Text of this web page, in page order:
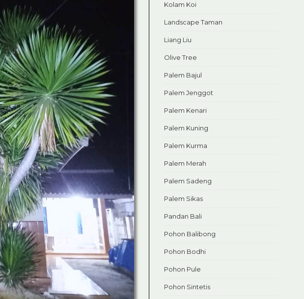
Kolam Koi
Landscape Taman
Liang Liu
Olive Tree
Palem Bajul
Palem Jenggot
Palem Kenari
Palem Kuning
Palem Kurma
Palem Merah
Palem Sadeng
Palem Sikas
Pandan Bali
Pohon Balibong
Pohon Bodhi
Pohon Pule
Pohon Sintetis